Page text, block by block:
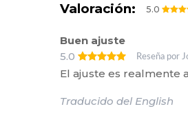
Valoración: 5.0
Buen ajuste
5.0
Reseña por
El ajuste es realmente
Traducido del English